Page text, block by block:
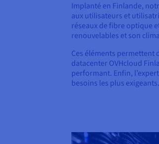
Implanté en Finlande,
aux utilisateurs et
réseaux de fibre optique
renouvelables et son
Ces éléments permettent
datacenter OVHcloud
performant. Enfin,
besoins les plus exigeants.